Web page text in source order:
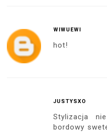
WIWUEWI
hot!
JUSTYSXO
Stylizacja
bordowy